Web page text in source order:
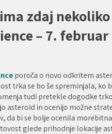
zdaj
– 7. februar
poroča o novo odkritem
trka se bo še spreminjala,
tudi pretekle dogodke
asteroid in ocenijo možne
da bi se bolje ocenila
glede prihodnje lokacije